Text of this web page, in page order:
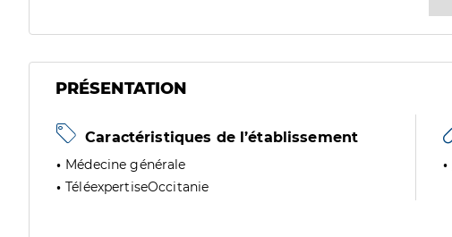
PRÉSENTATION
Caractéristiques de l’établissement
Médecine générale
TéléexpertiseOccitanie